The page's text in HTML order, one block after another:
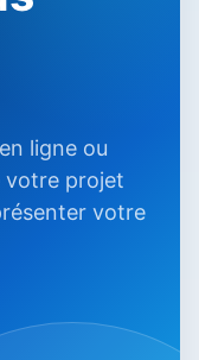
ligne ou
votre projet
votre